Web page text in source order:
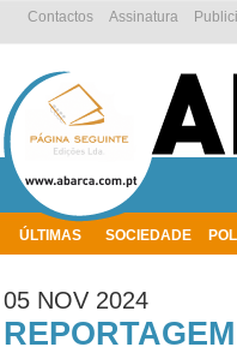
ÚLTIMAS SOCIEDADE
Assinatura
Contactos
05 NOV 2024